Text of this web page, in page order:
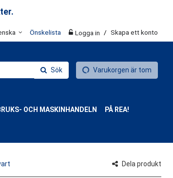
Önskelista Logga in / Skapa ett konto
Sök Varukorgen är tom
OCH MASKINHANDELN PÅ REA!
Dela produkt